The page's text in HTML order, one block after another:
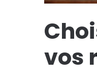
vos